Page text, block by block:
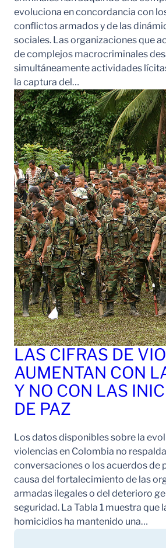
evoluciona en concordancia con
conflictos armados y de las
sociales. Las organizaciones que
de complejos macrocriminales
simultáneamente actividades
la captura del…
LAS CIFRAS DE
AUMENTAN CON
Y NO CON LAS
DE PAZ
Los datos disponibles sobre la
violencias en Colombia no
conversaciones o los acuerdos de
causa del fortalecimiento de las
armadas ilegales o del deterioro
seguridad. La Tabla 1 muestra que
homicidios ha mantenido una…